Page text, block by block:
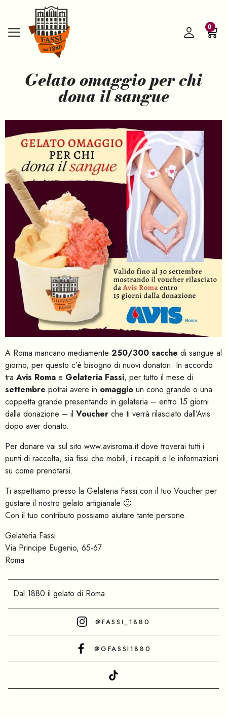
0
Gelato omaggio per chi
dona il sangue
A Roma mancano mediamente 250/300 sacche di sangue al
giorno, per questo c’è bisogno di nuovi donatori. In accordo
tra Avis Roma e Gelateria Fassi, per tutto il mese di
settembre potrai avere in omaggio un cono grande o una
coppetta grande presentando in gelateria – entro 15 giorni
dalla donazione – il Voucher che ti verrà rilasciato dall’Avis
dopo aver donato.
Per donare vai sul sito www.avisroma.itdove troverai tutti i
punti di raccolta, sia fissi che mobili, i recapiti e le informazioni
su come prenotarsi.
Ti aspettiamo presso la Gelateria Fassi con il tuo Voucher per
gustare il nostro gelato artigianale 🙂
Con il tuo contributo possiamo aiutare tante persone.
Gelateria Fassi
Via Principe Eugenio, 65-67
Roma
Dal 1880 il gelato di Roma
@FASSI_1880
@GFASSI1880